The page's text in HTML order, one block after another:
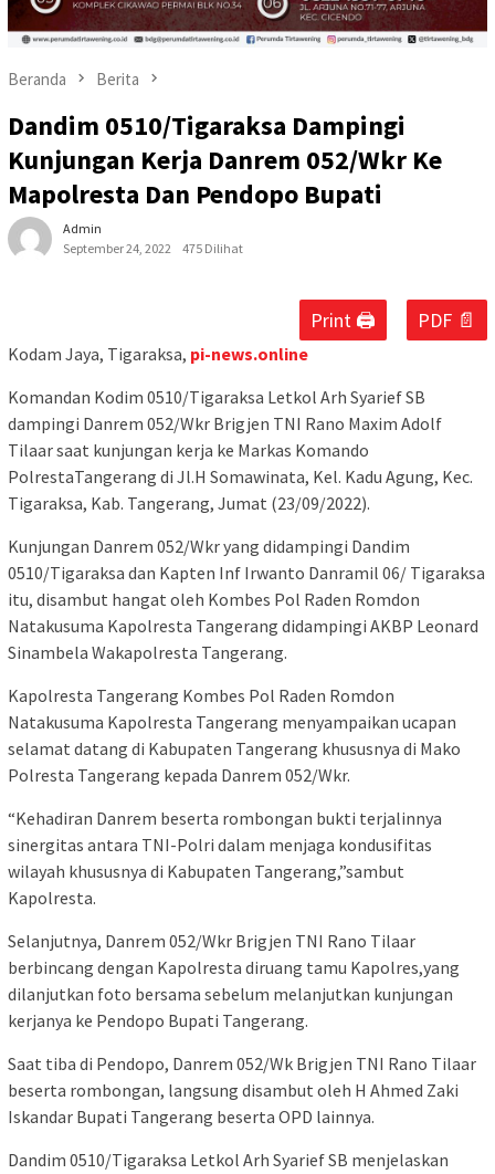
Beranda Berita
Dandim 0510/Tigaraksa Dampingi
Kunjungan Kerja Danrem 052/Wkr Ke
Mapolresta Dan Pendopo Bupati
Admin
September 24, 2022
475 Dilihat
Print 🖨 PDF 📄
Kodam Jaya, Tigaraksa, pi-news.online
Komandan Kodim 0510/Tigaraksa Letkol Arh Syarief SB
dampingi Danrem 052/Wkr Brigjen TNI Rano Maxim Adolf
Tilaar saat kunjungan kerja ke Markas Komando
PolrestaTangerang di Jl.H Somawinata, Kel. Kadu Agung, Kec.
Tigaraksa, Kab. Tangerang, Jumat (23/09/2022).
Kunjungan Danrem 052/Wkr yang didampingi Dandim
0510/Tigaraksa dan Kapten Inf Irwanto Danramil 06/ Tigaraksa
itu, disambut hangat oleh Kombes Pol Raden Romdon
Natakusuma Kapolresta Tangerang didampingi AKBP Leonard
Sinambela Wakapolresta Tangerang.
Kapolresta Tangerang Kombes Pol Raden Romdon
Natakusuma Kapolresta Tangerang menyampaikan ucapan
selamat datang di Kabupaten Tangerang khususnya di Mako
Polresta Tangerang kepada Danrem 052/Wkr.
“Kehadiran Danrem beserta rombongan bukti terjalinnya
sinergitas antara TNI-Polri dalam menjaga kondusifitas
wilayah khususnya di Kabupaten Tangerang,”sambut
Kapolresta.
Selanjutnya, Danrem 052/Wkr Brigjen TNI Rano Tilaar
berbincang dengan Kapolresta diruang tamu Kapolres,yang
dilanjutkan foto bersama sebelum melanjutkan kunjungan
kerjanya ke Pendopo Bupati Tangerang.
Saat tiba di Pendopo, Danrem 052/Wk Brigjen TNI Rano Tilaar
beserta rombongan, langsung disambut oleh H Ahmed Zaki
Iskandar Bupati Tangerang beserta OPD lainnya.
Dandim 0510/Tigaraksa Letkol Arh Syarief SB menjelaskan